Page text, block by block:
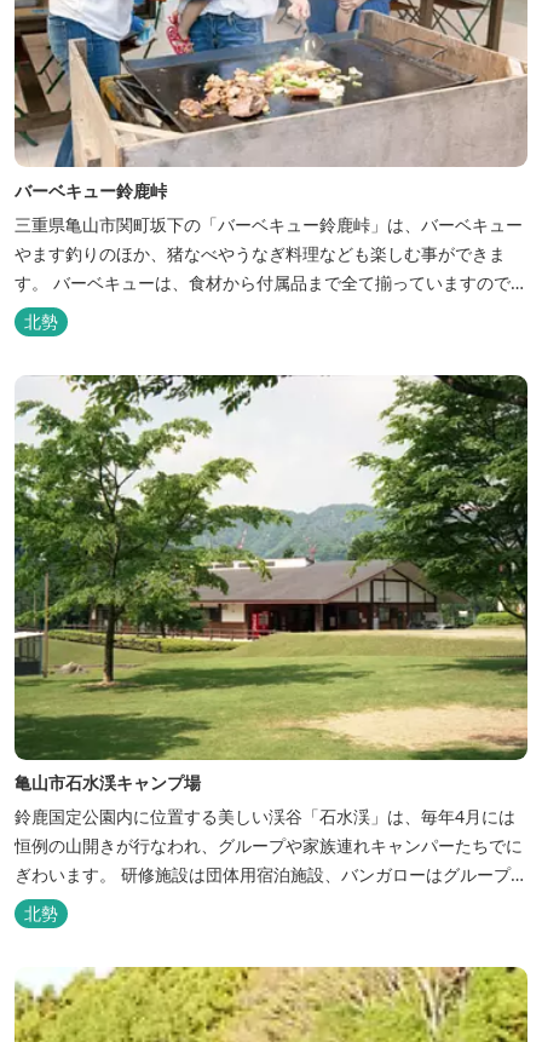
バーベキュー鈴鹿峠
三重県亀山市関町坂下の「バーベキュー鈴鹿峠」は、バーベキュー
やます釣りのほか、猪なべやうなぎ料理なども楽しむ事ができま
す。 バーベキューは、食材から付属品まで全て揃っていますので手
ぶらで楽しむ事ができますよ！釣り掘がありますので、釣ったその
場で味わえる「マス釣り」も人気です。 宿泊施設も完備していま
北勢
亀山市石水渓キャンプ場
鈴鹿国定公園内に位置する美しい渓谷「石水渓」は、毎年4月には
恒例の山開きが行なわれ、グループや家族連れキャンパーたちでに
ぎわいます。 研修施設は団体用宿泊施設、バンガローはグループ・
家族連れ用宿泊施設として、ハイキングやキャンプの拠点として最
適です。
北勢